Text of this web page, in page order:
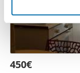
nostri partner che
pubblicità e social
con altre
raccolto dal suo
450€